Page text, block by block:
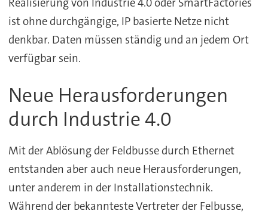
Realisierung von Industrie 4.0 oder SmartFactories
ist ohne durchgängige, IP basierte Netze nicht
denkbar. Daten müssen ständig und an jedem Ort
verfügbar sein.
Neue Herausforderungen
durch Industrie 4.0
Mit der Ablösung der Feldbusse durch Ethernet
entstanden aber auch neue Herausforderungen,
unter anderem in der Installationstechnik.
Während der bekannteste Vertreter der Felbusse,